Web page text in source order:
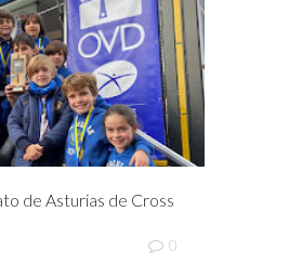
de Asturias de Cross
0